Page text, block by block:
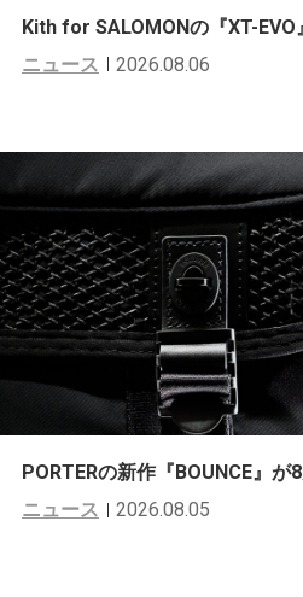
Kith for SALOMONの『XT-
ニュース
2026.08.06
PORTERの新作『BOUNCE』が
ニュース
2026.08.05